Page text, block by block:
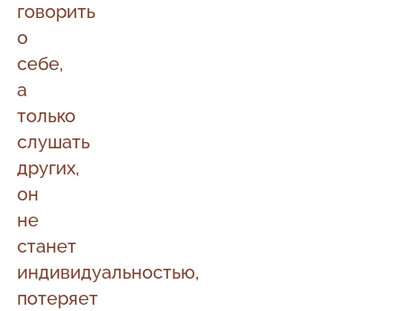
говорить
о
себе,
а
только
слушать
других,
он
не
станет
индивидуальностью,
потеряет